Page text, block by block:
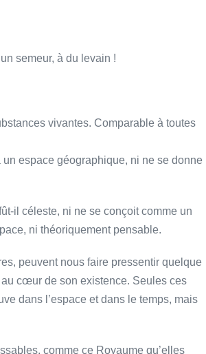
semeur, à du levain !
vivantes. Comparable à toutes
espace géographique, ni ne se donne
il céleste, ni ne se conçoit comme un
ni théoriquement pensable.
peuvent nous faire pressentir quelque
cœur de son existence. Seules ces
dans l’espace et dans le temps, mais
comme ce Royaume qu’elles